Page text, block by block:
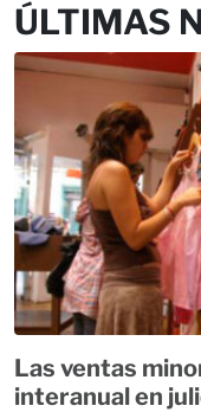
ÚLTIMAS
Las ventas
interanual en